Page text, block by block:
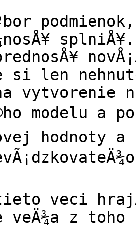
si len
vytvorenie
modelu a
hodnoty a
veci
z toho